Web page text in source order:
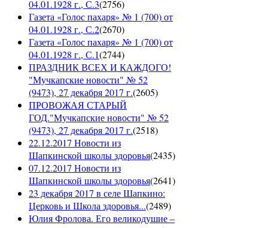
04.01.1928 г., С.3(2756)
Газета «Голос пахаря» № 1 (700) от
04.01.1928 г., С.2(2670)
Газета «Голос пахаря» № 1 (700) от
04.01.1928 г., С.1(2744)
ПРАЗДНИК ВСЕХ И КАЖДОГО!
"Мучкапские новости" № 52
(9473), 27 декабря 2017 г.(2605)
ПРОВОЖАЯ СТАРЫЙ
ГОД."Мучкапские новости" № 52
(9473), 27 декабря 2017 г.(2518)
22.12.2017 Новости из
Шапкинской школы здоровья(2435)
07.12.2017 Новости из
Шапкинской школы здоровья(2641)
23 декабря 2017 в селе Шапкино:
Церковь и Школа здоровья...(2489)
Юлия Фролова. Его великодушие –